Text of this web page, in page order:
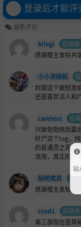
登录后才能评
最新评论
kilagi
投稿
感谢楼主发帖共
小小滑翔机
封面这个被短发
还挺喜欢活人和
careless 投
兴致勃勃拖到最
奸尸这个tag，
的是通灵之花最
流用，真正的
贴吧成员
感谢楼主发帖共
cced1 投稿
第三部现在是草
站